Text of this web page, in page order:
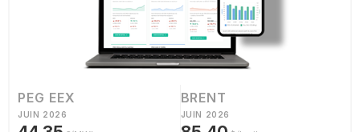
PEG EEX
JUIN 2026
BRENT
JUIN 2026